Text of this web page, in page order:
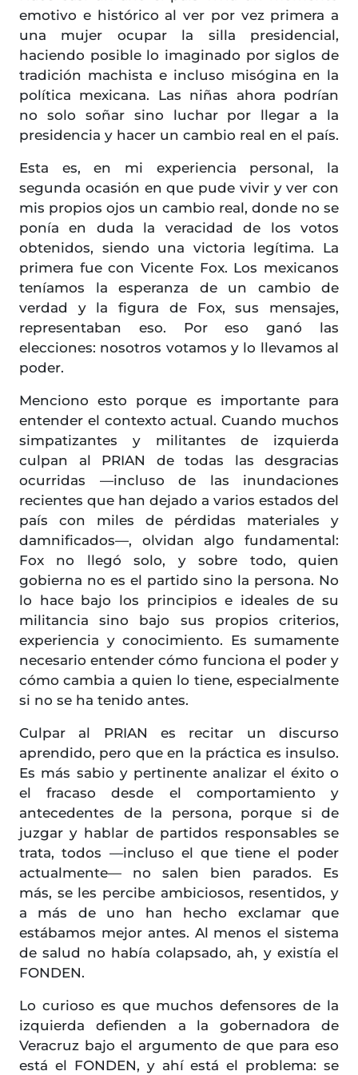
emotivo e histórico al ver por vez primera a
una mujer ocupar la silla presidencial,
haciendo posible lo imaginado por siglos de
tradición machista e incluso misógina en la
política mexicana. Las niñas ahora podrían
no solo soñar sino luchar por llegar a la
presidencia y hacer un cambio real en el país.
Esta es, en mi experiencia personal, la
segunda ocasión en que pude vivir y ver con
mis propios ojos un cambio real, donde no se
ponía en duda la veracidad de los votos
obtenidos, siendo una victoria legítima. La
primera fue con Vicente Fox. Los mexicanos
teníamos la esperanza de un cambio de
verdad y la figura de Fox, sus mensajes,
representaban eso. Por eso ganó las
elecciones: nosotros votamos y lo llevamos al
poder.
Menciono esto porque es importante para
entender el contexto actual. Cuando muchos
simpatizantes y militantes de izquierda
culpan al PRIAN de todas las desgracias
ocurridas —incluso de las inundaciones
recientes que han dejado a varios estados del
país con miles de pérdidas materiales y
damnificados—, olvidan algo fundamental:
Fox no llegó solo, y sobre todo, quien
gobierna no es el partido sino la persona. No
lo hace bajo los principios e ideales de su
militancia sino bajo sus propios criterios,
experiencia y conocimiento. Es sumamente
necesario entender cómo funciona el poder y
cómo cambia a quien lo tiene, especialmente
si no se ha tenido antes.
Culpar al PRIAN es recitar un discurso
aprendido, pero que en la práctica es insulso.
Es más sabio y pertinente analizar el éxito o
el fracaso desde el comportamiento y
antecedentes de la persona, porque si de
juzgar y hablar de partidos responsables se
trata, todos —incluso el que tiene el poder
actualmente— no salen bien parados. Es
más, se les percibe ambiciosos, resentidos, y
a más de uno han hecho exclamar que
estábamos mejor antes. Al menos el sistema
de salud no había colapsado, ah, y existía el
FONDEN.
Lo curioso es que muchos defensores de la
izquierda defienden a la gobernadora de
Veracruz bajo el argumento de que para eso
está el FONDEN, y ahí está el problema: se